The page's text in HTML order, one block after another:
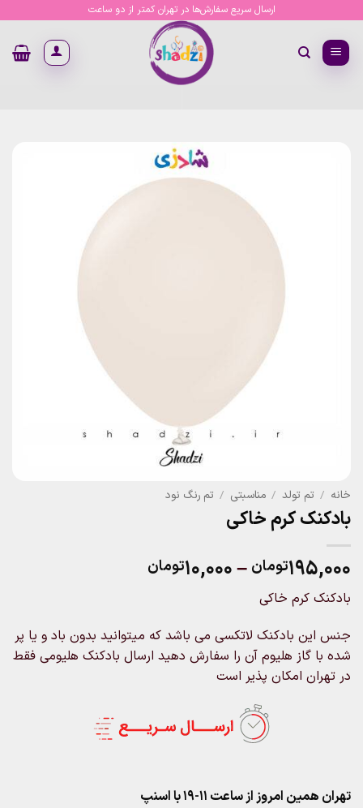
content
ارسال سریع سفارش‌ها در تهران کمتر از دو ساعت
خانه / تم تولد / مناسبتی / تم رنگ نود
بادکنک کرم خاکی
۱۹۵,۰۰۰تومان –۱۰,۰۰۰تومان
through
۱۹۵,۰۰۰تومان
بادکنک کرم خاکی
جنس این بادکنک لاتکسی می باشد که میتوانید بدون باد و یا پر
شده با گاز هلیوم آن را سفارش دهید ارسال بادکنک هلیومی فقط
در تهران امکان پذیر است
تهران همین امروز از ساعت ۱۱-۱۹ با اسنپ